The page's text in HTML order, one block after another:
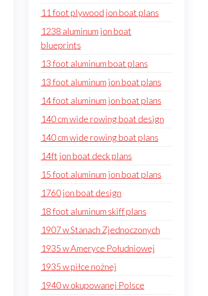
11 foot plywood jon boat plans
1238 aluminum jon boat
blueprints
13 foot aluminum boat plans
13 foot aluminum jon boat plans
14 foot aluminum jon boat plans
140 cm wide rowing boat design
140 cm wide rowing boat plans
14ft jon boat deck plans
15 foot aluminum jon boat plans
1760 jon boat design
18 foot aluminum skiff plans
1907 w Stanach Zjednoczonych
1935 w Ameryce Południowej
1935 w piłce nożnej
1940 w okupowanej Polsce